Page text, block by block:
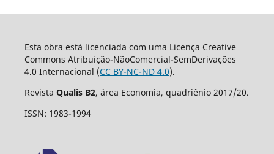
Esta obra está licenciada com uma Licença Creative
Commons Atribuição-NãoComercial-SemDerivações
4.0 Internacional (CC BY-NC-ND 4.0).
Revista Qualis B2, área Economia, quadriênio 2017/20.
ISSN: 1983-1994